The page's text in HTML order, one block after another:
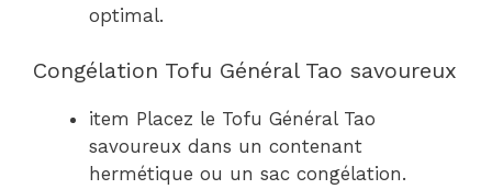
optimal.
Congélation Tofu Général Tao savoureux
item Placez le Tofu Général Tao
savoureux dans un contenant
hermétique ou un sac congélation.